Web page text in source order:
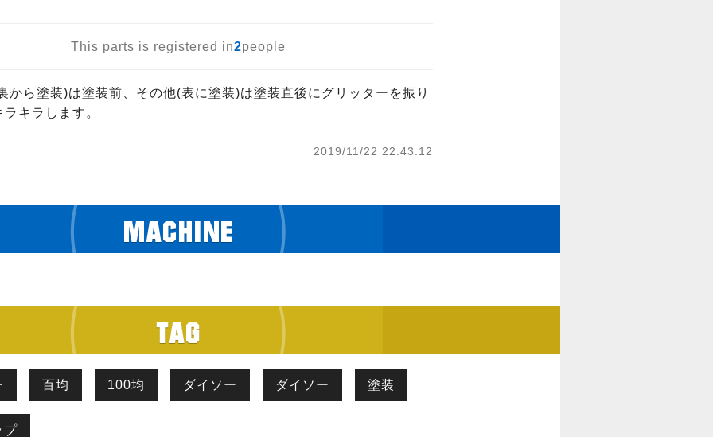
This parts is registered in2people
から塗装)は塗装前、その他(表に塗装)は塗装直後にグリッターを振り
キラします。
2019/11/22 22:43:12
百均 100均 ダイソー ダイソー 塗装
プ